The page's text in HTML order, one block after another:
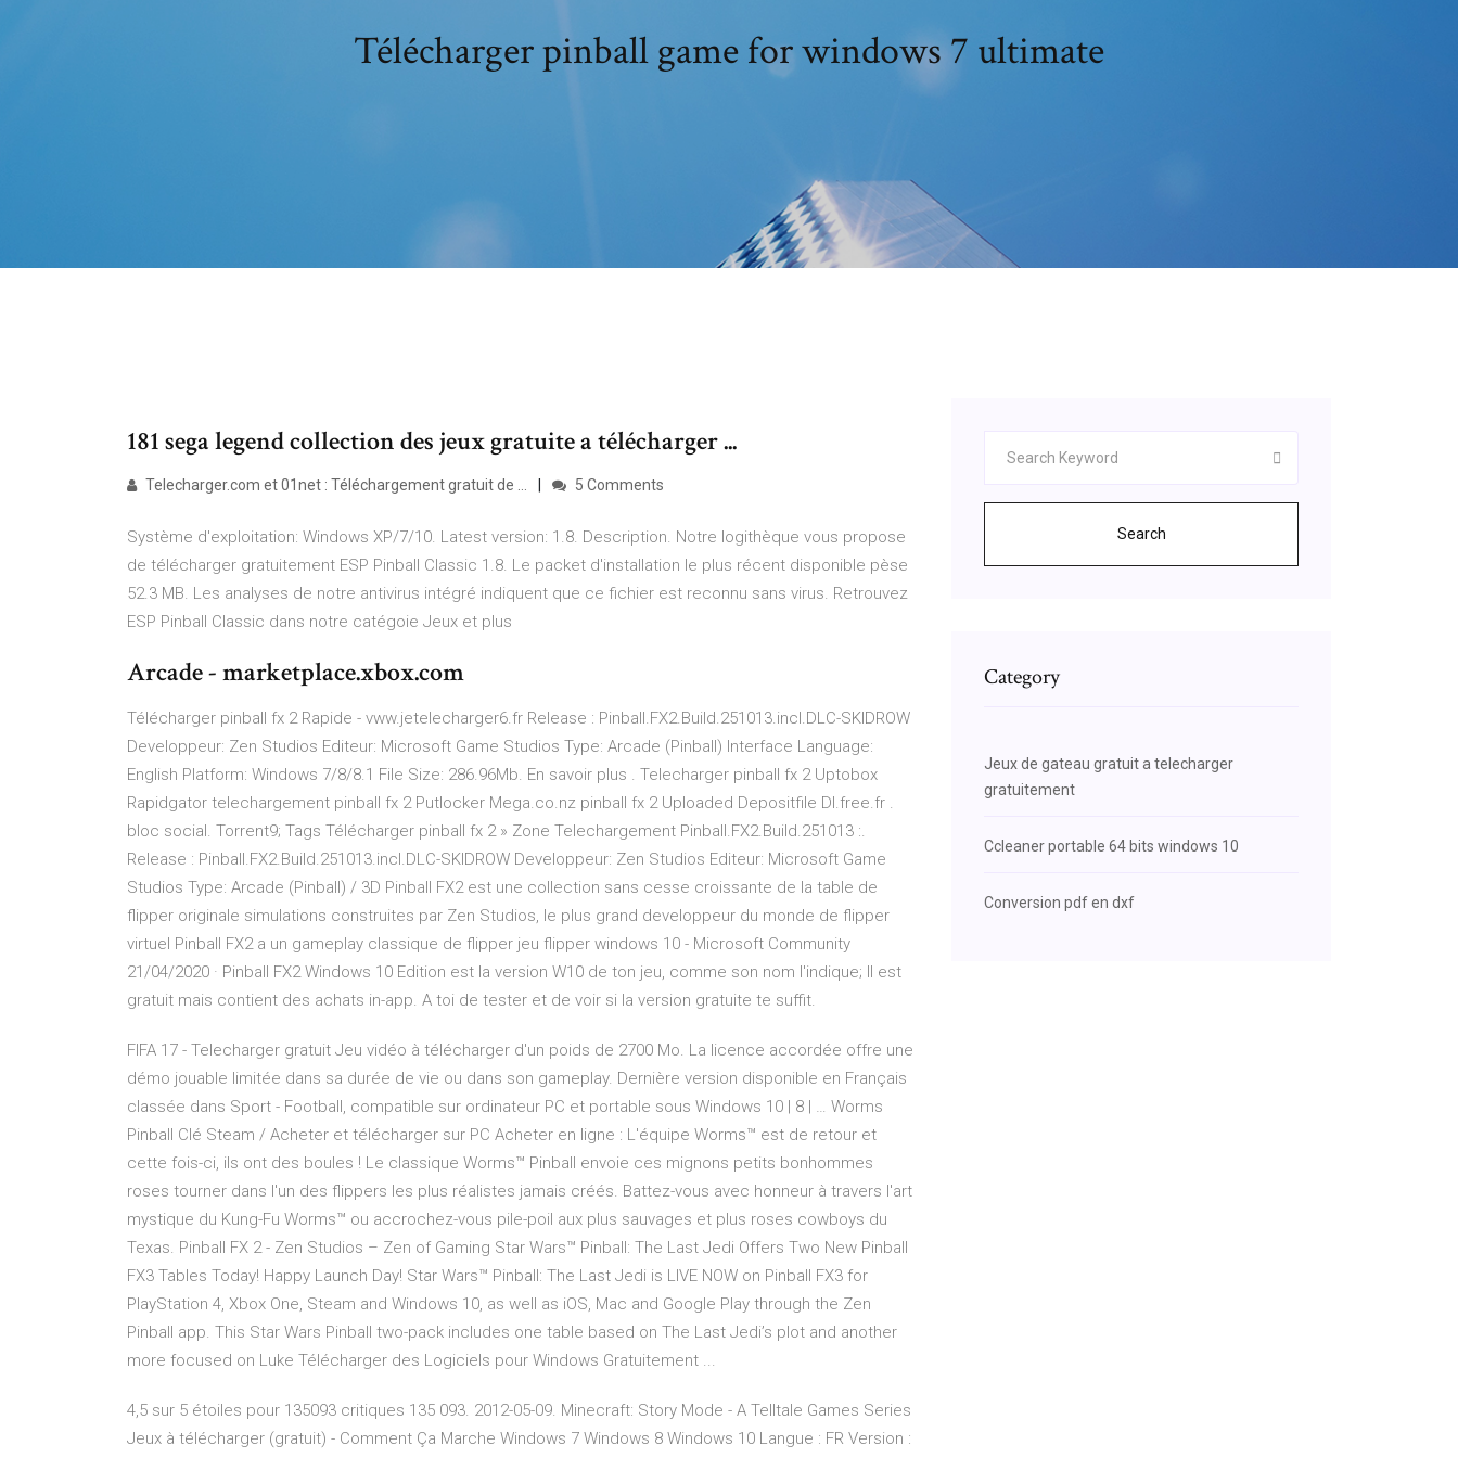
Télécharger pinball game for windows 7 ultimate
181 sega legend collection des jeux gratuite a télécharger ...
Telecharger.com et 01net : Téléchargement gratuit de ... 5 Comments
Système d'exploitation: Windows XP/7/10. Latest version: 1.8. Description. Notre logithèque vous propose
de télécharger gratuitement ESP Pinball Classic 1.8. Le packet d'installation le plus récent disponible pèse
52.3 MB. Les analyses de notre antivirus intégré indiquent que ce fichier est reconnu sans virus. Retrouvez
ESP Pinball Classic dans notre catégoie Jeux et plus
Arcade - marketplace.xbox.com
Télécharger pinball fx 2 Rapide - vww.jetelecharger6.fr Release : Pinball.FX2.Build.251013.incl.DLC-SKIDROW
Developpeur: Zen Studios Editeur: Microsoft Game Studios Type: Arcade (Pinball) Interface Language:
English Platform: Windows 7/8/8.1 File Size: 286.96Mb. En savoir plus . Telecharger pinball fx 2 Uptobox
Rapidgator telechargement pinball fx 2 Putlocker Mega.co.nz pinball fx 2 Uploaded Depositfile Dl.free.fr .
bloc social. Torrent9; Tags Télécharger pinball fx 2 » Zone Telechargement Pinball.FX2.Build.251013 :.
Release : Pinball.FX2.Build.251013.incl.DLC-SKIDROW Developpeur: Zen Studios Editeur: Microsoft Game
Studios Type: Arcade (Pinball) / 3D Pinball FX2 est une collection sans cesse croissante de la table de
flipper originale simulations construites par Zen Studios, le plus grand developpeur du monde de flipper
virtuel Pinball FX2 a un gameplay classique de flipper jeu flipper windows 10 - Microsoft Community
21/04/2020 · Pinball FX2 Windows 10 Edition est la version W10 de ton jeu, comme son nom l'indique; Il est
gratuit mais contient des achats in-app. A toi de tester et de voir si la version gratuite te suffit.
FIFA 17 - Telecharger gratuit Jeu vidéo à télécharger d'un poids de 2700 Mo. La licence accordée offre une
démo jouable limitée dans sa durée de vie ou dans son gameplay. Dernière version disponible en Français
classée dans Sport - Football, compatible sur ordinateur PC et portable sous Windows 10 | 8 | … Worms
Pinball Clé Steam / Acheter et télécharger sur PC Acheter en ligne : L'équipe Worms™ est de retour et
cette fois-ci, ils ont des boules ! Le classique Worms™ Pinball envoie ces mignons petits bonhommes
roses tourner dans l'un des flippers les plus réalistes jamais créés. Battez-vous avec honneur à travers l'art
mystique du Kung-Fu Worms™ ou accrochez-vous pile-poil aux plus sauvages et plus roses cowboys du
Texas. Pinball FX 2 - Zen Studios – Zen of Gaming Star Wars™ Pinball: The Last Jedi Offers Two New Pinball
FX3 Tables Today! Happy Launch Day! Star Wars™ Pinball: The Last Jedi is LIVE NOW on Pinball FX3 for
PlayStation 4, Xbox One, Steam and Windows 10, as well as iOS, Mac and Google Play through the Zen
Pinball app. This Star Wars Pinball two-pack includes one table based on The Last Jedi’s plot and another
more focused on Luke Télécharger des Logiciels pour Windows Gratuitement ...
4,5 sur 5 étoiles pour 135093 critiques 135 093. 2012-05-09. Minecraft: Story Mode - A Telltale Games Series
Jeux à télécharger (gratuit) - Comment Ça Marche Windows 7 Windows 8 Windows 10 Langue : FR Version :
Search
Category
Jeux de gateau gratuit a telecharger
gratuitement
Ccleaner portable 64 bits windows 10
Conversion pdf en dxf